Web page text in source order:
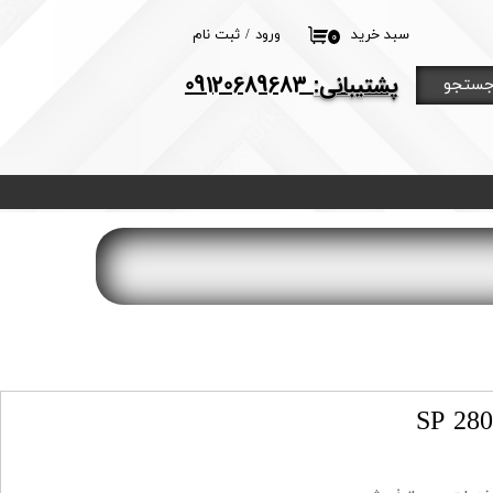
۰ سبد خرید ورود / ثبت نام
کاربری
جستجو ​پشتیبانی:09120689683